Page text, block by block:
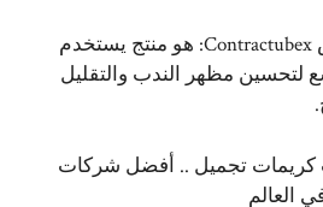
كونتراكتيوبكس Contractubex: هو منتج يستخدم
لتحسين مظهر الندب والتقليل
تجميل .. أفضل شركات
العالم